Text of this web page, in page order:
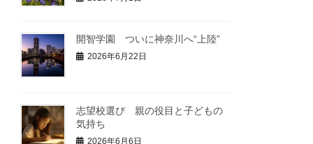
開智学園 ついに神奈川へ“上陸”
2026年6月22日
志望校選び 親の役目と子どもの
気持ち
2026年6月6日